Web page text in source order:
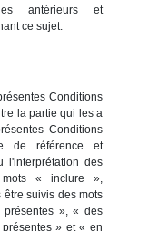
antérieurs et
ce sujet.
Conditions
la partie qui les a
Conditions
de référence et
l'interprétation des
mots « inclure »,
être suivis des mots
», « des
» et « en